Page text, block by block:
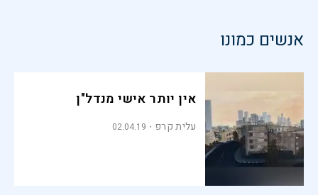
אנשים כמונו
אין יותר אישי מנדל"ן
עלית קרפ 02.04.19